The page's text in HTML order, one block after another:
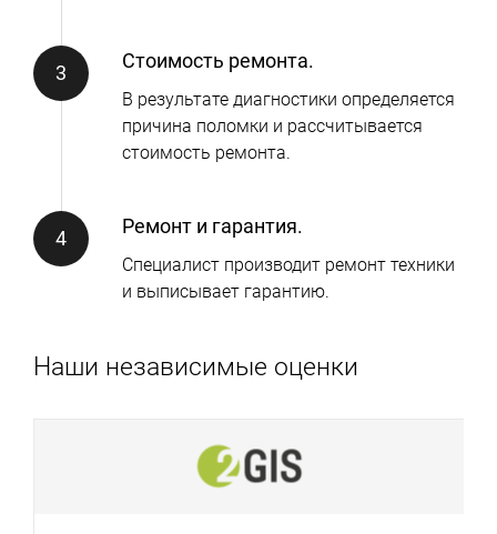
Стоимость ремонта.
В результате диагностики определяется
причина поломки и рассчитывается
стоимость ремонта.
Ремонт и гарантия.
Специалист производит ремонт техники
и выписывает гарантию.
Наши независимые оценки